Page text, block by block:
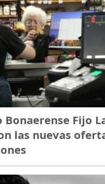
Bonaerense Fijo
las nuevas